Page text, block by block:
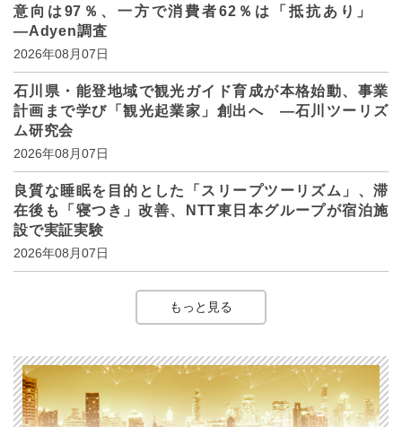
意向は97％、一方で消費者62％は「抵抗あり」
―Adyen調査
2026年08月07日
石川県・能登地域で観光ガイド育成が本格始動、事業
計画まで学び「観光起業家」創出へ ―石川ツーリズ
ム研究会
2026年08月07日
良質な睡眠を目的とした「スリープツーリズム」、滞
在後も「寝つき」改善、NTT東日本グループが宿泊施
設で実証実験
2026年08月07日
もっと見る